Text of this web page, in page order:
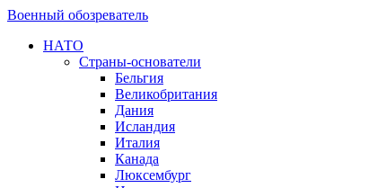
Военный обозреватель
НАТО
Страны-основатели
Бельгия
Великобритания
Дания
Исландия
Италия
Канада
Люксембург